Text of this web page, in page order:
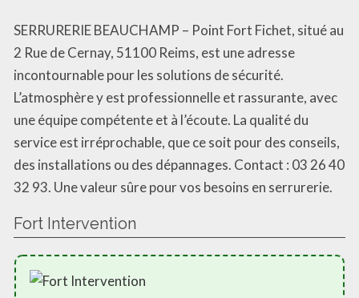
SERRURERIE BEAUCHAMP – Point Fort Fichet, situé au
2 Rue de Cernay, 51100 Reims, est une adresse
incontournable pour les solutions de sécurité.
L’atmosphère y est professionnelle et rassurante, avec
une équipe compétente et à l’écoute. La qualité du
service est irréprochable, que ce soit pour des conseils,
des installations ou des dépannages. Contact : 03 26 40
32 93. Une valeur sûre pour vos besoins en serrurerie.
Fort Intervention